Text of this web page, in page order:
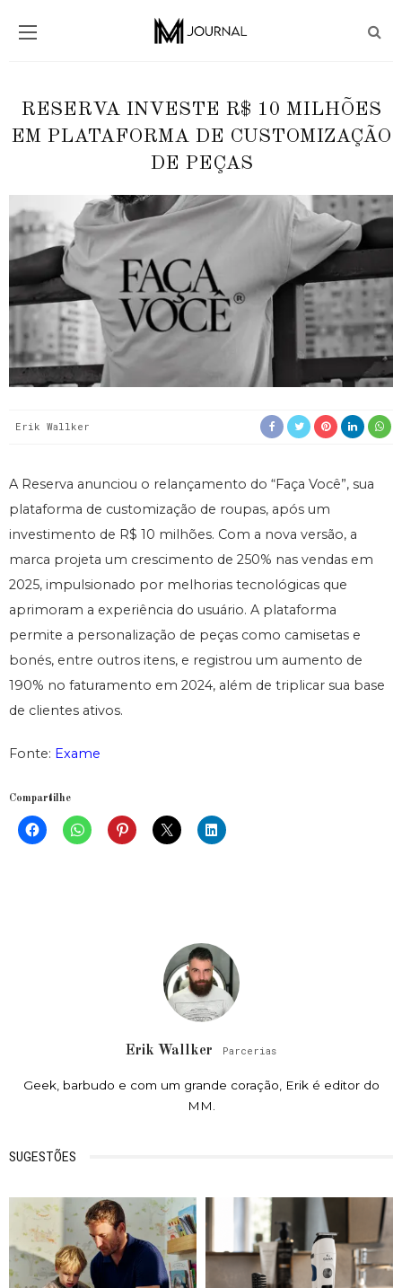
RESERVA INVESTE R$ 10 MILHÕES
EM PLATAFORMA DE CUSTOMIZAÇÃO
DE PEÇAS
Erik Wallker
A Reserva anunciou o relançamento do “Faça Você”, sua
plataforma de customização de roupas, após um
investimento de R$ 10 milhões. Com a nova versão, a
marca projeta um crescimento de 250% nas vendas em
2025, impulsionado por melhorias tecnológicas que
aprimoram a experiência do usuário. A plataforma
permite a personalização de peças como camisetas e
bonés, entre outros itens, e registrou um aumento de
190% no faturamento em 2024, além de triplicar sua base
de clientes ativos.
Fonte: Exame
Compartilhe
Erik Wallker Parcerias
Geek, barbudo e com um grande coração, Erik é editor do
MM.
SUGESTÕES